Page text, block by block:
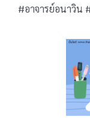
#อาจารย์อนาวิน